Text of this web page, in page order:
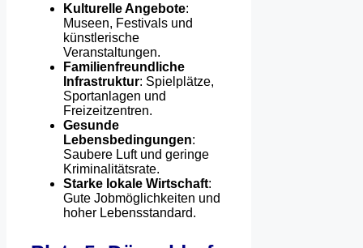
Kulturelle Angebote:
Museen, Festivals und
künstlerische
Veranstaltungen.
Familienfreundliche
Infrastruktur: Spielplätze,
Sportanlagen und
Freizeitzentren.
Gesunde
Lebensbedingungen:
Saubere Luft und geringe
Kriminalitätsrate.
Starke lokale Wirtschaft:
Gute Jobmöglichkeiten und
hoher Lebensstandard.